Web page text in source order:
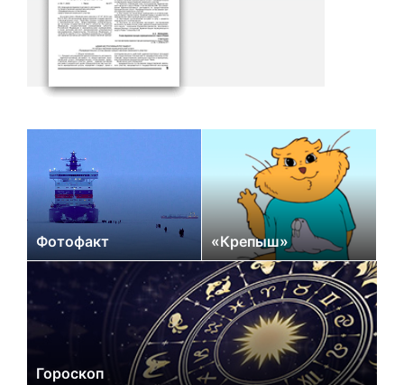
Фотофакт «Крепыш»
Гороскоп